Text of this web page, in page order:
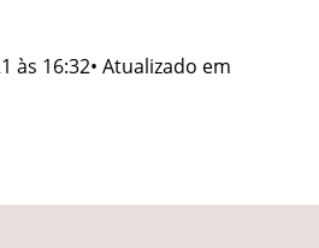
às 16:32• Atualizado em